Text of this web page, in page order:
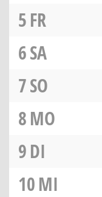
5FR
6SA
7SO
8MO
9DI
10MI